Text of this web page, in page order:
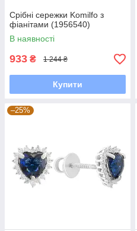
Срібні сережки Komilfo з
фіанітами (1956540)
В наявності
933 ₴ 1 244 ₴
Купити
–25%